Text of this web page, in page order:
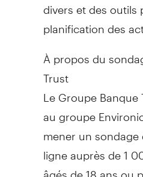
planification des
À propos du
Trust
Le Groupe
au groupe
mener un
ligne auprès de 1
âgés de 18 ans ou